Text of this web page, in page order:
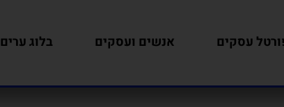
עסקים אנשים ועסקים בלוג ערים